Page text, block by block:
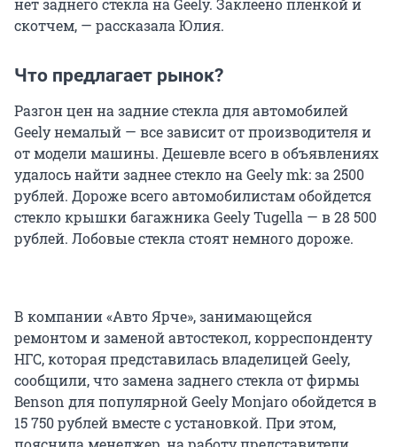
скотчем, — рассказала Юлия.
Что предлагает рынок?
Разгон цен на задние стекла для автомобилей
Geely немалый — все зависит от производителя и
от модели машины. Дешевле всего в объявлениях
удалось найти заднее стекло на Geely mk: за 2500
рублей. Дороже всего автомобилистам обойдется
стекло крышки багажника Geely Tugella — в 28 500
рублей. Лобовые стекла стоят немного дороже.
В компании «Авто Ярче», занимающейся
ремонтом и заменой автостекол, корреспонденту
НГС, которая представилась владелицей Geely,
сообщили, что замена заднего стекла от фирмы
Benson для популярной Geely Monjaro обойдется в
15 750 рублей вместе с установкой. При этом,